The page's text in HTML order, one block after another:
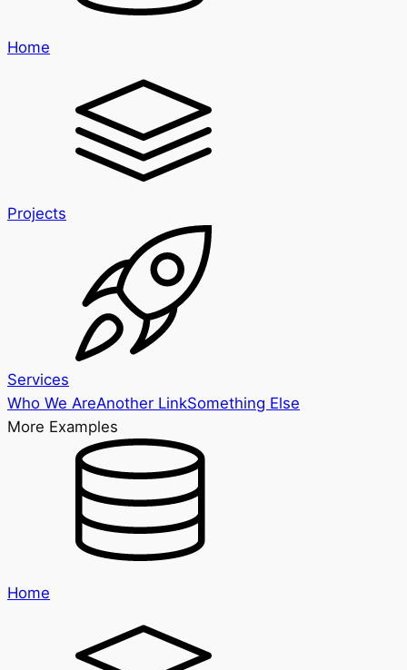
Home
Projects
Services
Who We AreAnother LinkSomething Else
More Examples
Home